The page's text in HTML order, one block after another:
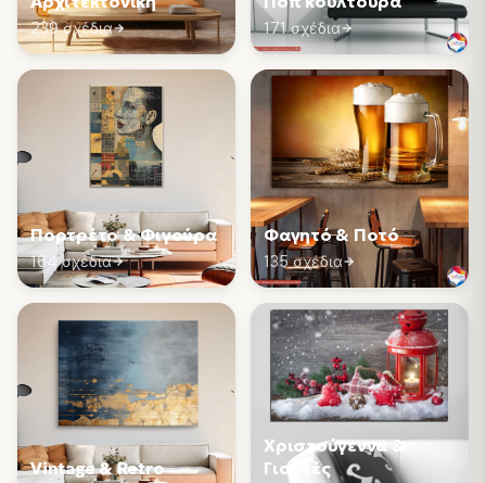
239 σχέδια 171 σχέδια
Πορτρέτο & Φιγούρα
164 σχέδια
Φαγητό & Ποτό
135 σχέδια
Vintage & Retro
Χριστούγεννα &
Γιορτές